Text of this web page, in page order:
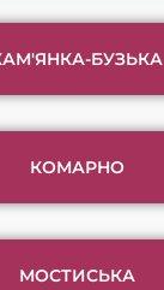
БУЗЬКА
КОМАРНО
МОСТИСЬКА